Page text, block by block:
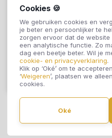
Cookies 🍪
We gebruiken cookies en
je beter en persoonlijker te
zorgen ervoor dat de
een analytische functie. Zo
dag een beetje beter. Wil je
cookie- en privacyverklaring.
Klik op ‘Oké’ om te
‘Weigeren’, plaatsen we
cookies.
Oké
Otium at Home
Lijmstrook Tile NXT
Denali 10758
€39,95
Offerte aanvragen